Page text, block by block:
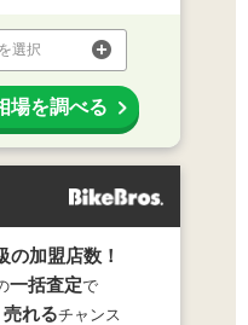
選択
場を調べる
の加盟店数！
一括査定で
れるチャンス